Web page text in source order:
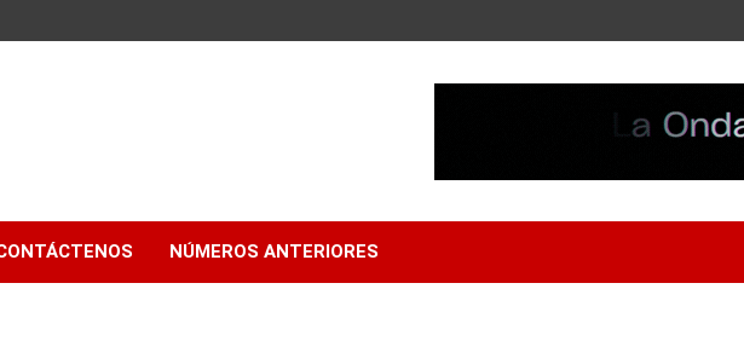
NÚMEROS ANTERIORES